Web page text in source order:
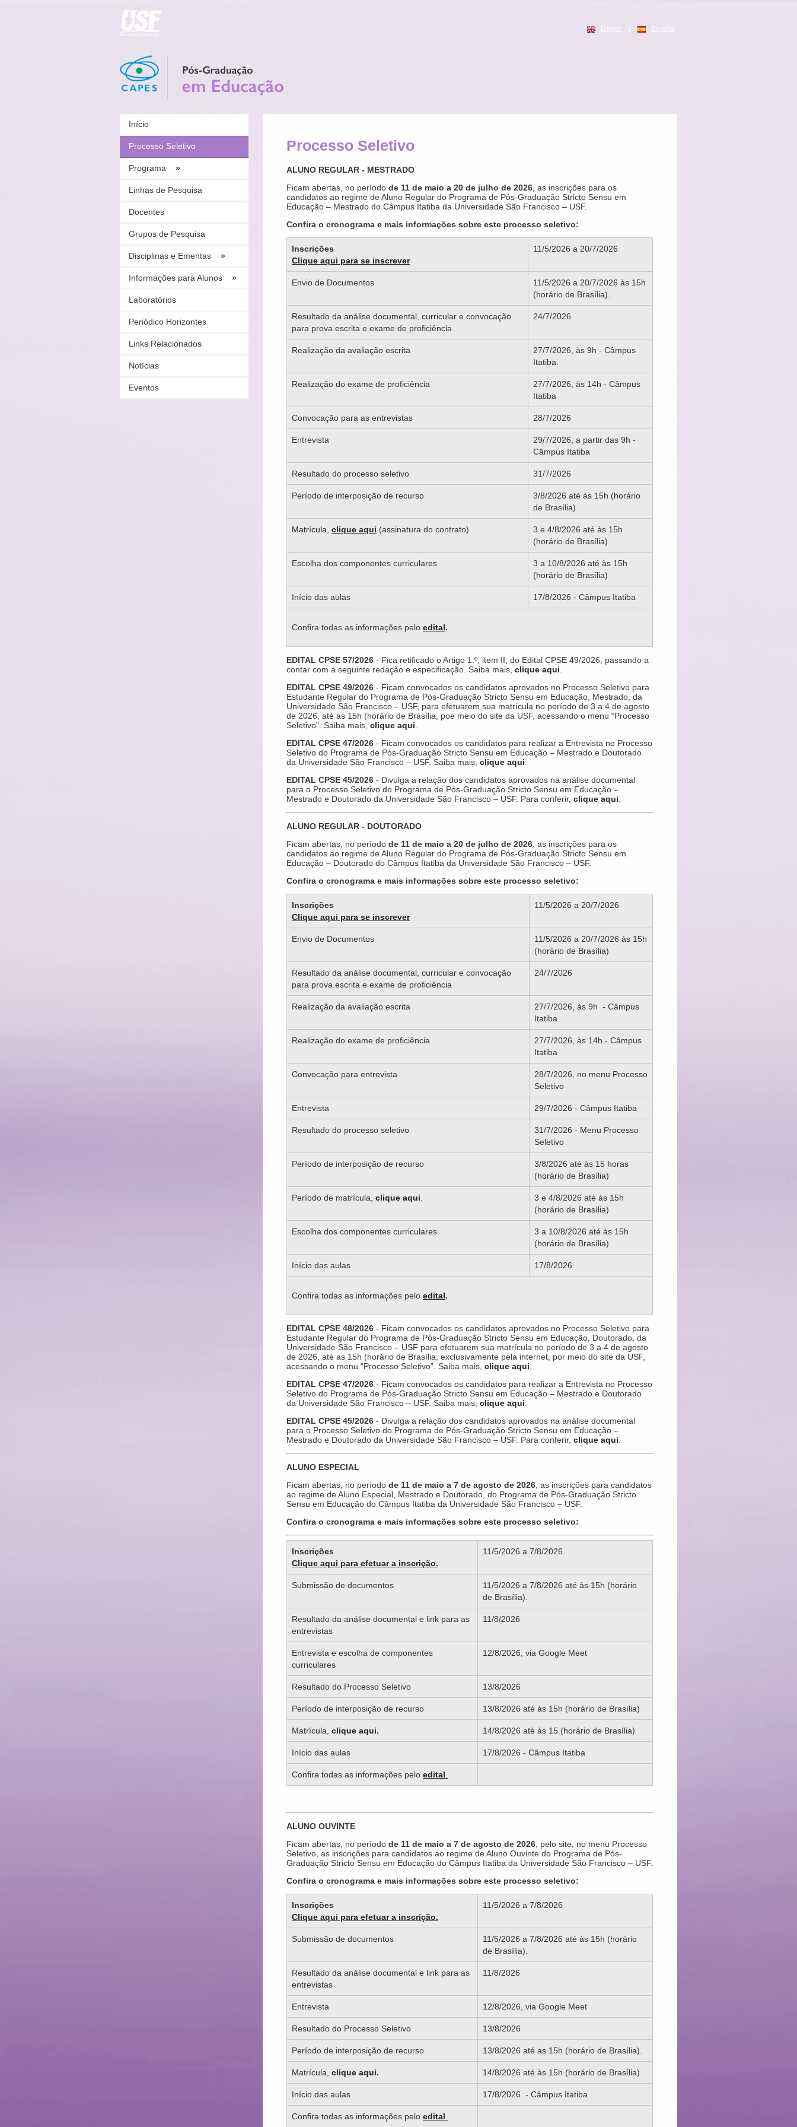
English | Español
Início
Processo Seletivo
Programa »
Linhas de Pesquisa
Docentes
Grupos de Pesquisa
Disciplinas e Ementas »
Informações para Alunos »
Laboratórios
Periódico Horizontes
Links Relacionados
Notícias
Eventos
Processo Seletivo
ALUNO REGULAR - MESTRADO
Ficam abertas, no períodode 11 de maio a 20 de julho de 2026, as inscrições para os
candidatos ao regime de Aluno Regular do Programa de Pós-Graduação Stricto Sensu em
Educação – Mestrado do Câmpus Itatiba da Universidade São Francisco – USF.
Confira o cronograma e mais informações sobre este processo seletivo:
Inscrições
Clique aqui para se inscrever
11/5/2026 a 20/7/2026
Envio de Documentos
11/5/2026 a 20/7/2026 às 15h
(horário de Brasília).
Resultado da análise documental, curricular e convocação
para prova escrita e exame de proficiência
24/7/2026
Realização da avaliação escrita
27/7/2026, às 9h - Câmpus
Itatiba.
Realização do exame de proficiência
27/7/2026, às 14h - Câmpus
Itatiba
Convocação para as entrevistas 28/7/2026
Entrevista
29/7/2026, a partir das 9h -
Câmpus Itatiba
Resultado do processo seletivo 31/7/2026
Período de interposição de recurso
3/8/2026 até às 15h (horário
de Brasília)
Matrícula, clique aqui (assinatura do contrato).
3 e 4/8/2026 até às 15h
(horário de Brasília)
Escolha dos componentes curriculares
3 a 10/8/2026 até às 15h
(horário de Brasília)
Início das aulas 17/8/2026 - Câmpus Itatiba
Confira todas as informações peloedital.
EDITAL CPSE 57/2026 - Fica retificado o Artigo 1.º, item II, do Edital CPSE 49/2026, passando a
contar com a seguinte redação e especificação. Saiba mais,clique aqui.
EDITAL CPSE 49/2026 - Ficam convocados os candidatos aprovados no Processo Seletivo para
Estudante Regular do Programa de Pós-Graduação Stricto Sensu em Educação, Mestrado, da
Universidade São Francisco – USF, para efetuarem sua matrícula no período de 3 a 4 de agosto
de 2026, até as 15h (horário de Brasília, poe meio do site da USF, acessando o menu “Processo
Seletivo”. Saiba mais,clique aqui.
EDITAL CPSE 47/2026 - Ficam convocados os candidatos para realizar a Entrevista no Processo
Seletivo do Programa de Pós-Graduação Stricto Sensu em Educação – Mestrado e Doutorado
da Universidade São Francisco – USF. Saiba mais,clique aqui.
EDITAL CPSE 45/2026 - Divulga a relação dos candidatos aprovados na análise documental
para o Processo Seletivo do Programa de Pós-Graduação Stricto Sensu em Educação –
Mestrado e Doutorado da Universidade São Francisco – USF. Para conferir,clique aqui.
ALUNO REGULAR - DOUTORADO
Ficam abertas, no períodode 11 de maio a 20 de julho de 2026, as inscrições para os
candidatos ao regime de Aluno Regular do Programa de Pós-Graduação Stricto Sensu em
Educação – Doutorado do Câmpus Itatiba da Universidade São Francisco – USF.
Confira o cronograma e mais informações sobre este processo seletivo:
Inscrições
Clique aqui para se inscrever
11/5/2026 a 20/7/2026
Envio de Documentos
11/5/2026 a 20/7/2026 às 15h
(horário de Brasília)
Resultado da análise documental, curricular e convocação
para prova escrita e exame de proficiência
24/7/2026
Realização da avaliação escrita
27/7/2026, às 9h - Câmpus
Itatiba
Realização do exame de proficiência
27/7/2026, às 14h - Câmpus
Itatiba
Convocação para entrevista
28/7/2026, no menu Processo
Seletivo
Entrevista 29/7/2026 - Câmpus Itatiba
Resultado do processo seletivo
31/7/2026 - Menu Processo
Seletivo
Período de interposição de recurso
3/8/2026 até às 15 horas
(horário de Brasília)
Período de matrícula,clique aqui.
3 e 4/8/2026 até às 15h
(horário de Brasília)
Escolha dos componentes curriculares
3 a 10/8/2026 até às 15h
(horário de Brasília)
Início das aulas 17/8/2026
Confira todas as informações peloedital.
EDITAL CPSE 48/2026 - Ficam convocados os candidatos aprovados no Processo Seletivo para
Estudante Regular do Programa de Pós-Graduação Stricto Sensu em Educação, Doutorado, da
Universidade São Francisco – USF para efetuarem sua matrícula no período de 3 a 4 de agosto
de 2026, até as 15h (horário de Brasília, exclusivamente pela internet, por meio do site da USF,
acessando o menu “Processo Seletivo”. Saiba mais,clique aqui.
EDITAL CPSE 47/2026 - Ficam convocados os candidatos para realizar a Entrevista no Processo
Seletivo do Programa de Pós-Graduação Stricto Sensu em Educação – Mestrado e Doutorado
da Universidade São Francisco – USF. Saiba mais,clique aqui.
EDITAL CPSE 45/2026 - Divulga a relação dos candidatos aprovados na análise documental
para o Processo Seletivo do Programa de Pós-Graduação Stricto Sensu em Educação –
Mestrado e Doutorado da Universidade São Francisco – USF. Para conferir,clique aqui.
ALUNO ESPECIAL
Ficam abertas, no períodode 11 de maio a 7 de agosto de 2026, as inscrições para candidatos
ao regime de Aluno Especial, Mestrado e Doutorado, do Programa de Pós-Graduação Stricto
Sensu em Educação do Câmpus Itatiba da Universidade São Francisco – USF.
Confira o cronograma e mais informações sobre este processo seletivo:
Inscrições
Clique aqui para efetuar a inscrição.
11/5/2026 a 7/8/2026
Submissão de documentos
11/5/2026 a 7/8/2026 até às 15h (horário
de Brasília).
Resultado da análise documental e link para as
entrevistas
11/8/2026
Entrevista e escolha de componentes
curriculares
12/8/2026, via Google Meet
Resultado do Processo Seletivo 13/8/2026
Período de interposição de recurso 13/8/2026 até às 15h (horário de Brasília)
Matrícula,clique aqui. 14/8/2026 até às 15 (horário de Brasília)
Início das aulas 17/8/2026 - Câmpus Itatiba
Confira todas as informações peloedital.
ALUNO OUVINTE
Ficam abertas, no períodode 11 de maio a 7 de agosto de 2026, pelo site, no menu Processo
Seletivo, as inscrições para candidatos ao regime de Aluno Ouvinte do Programa de Pós-
Graduação Stricto Sensu em Educação do Câmpus Itatiba da Universidade São Francisco – USF.
Confira o cronograma e mais informações sobre este processo seletivo:
Inscrições
Clique aqui para efetuar a inscrição.
11/5/2026 a 7/8/2026
Submissão de documentos
11/5/2026 a 7/8/2026 até às 15h (horário
de Brasília).
Resultado da análise documental e link para as
entrevistas
11/8/2026
Entrevista 12/8/2026, via Google Meet
Resultado do Processo Seletivo 13/8/2026
Período de interposição de recurso 13/8/2026 até as 15h (horário de Brasília).
Matrícula,clique aqui. 14/8/2026 até às 15h (horário de Brasília)
Início das aulas 17/8/2026 - Câmpus Itatiba
Confira todas as informações peloedital.